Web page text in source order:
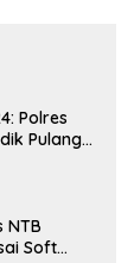
Polres
Pulang
NTB
Soft